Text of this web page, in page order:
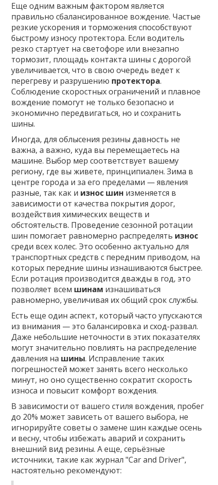
Еще одним важным фактором является
правильно сбалансированное вождение. Частые
резкие ускорения и торможения способствуют
быстрому износу протектора. Если водитель
резко стартует на светофоре или внезапно
тормозит, площадь контакта шины с дорогой
увеличивается, что в свою очередь ведет к
перегреву и разрушению протектора.
Соблюдение скоростных ограничений и плавное
вождение помогут не только безопасно и
экономично передвигаться, но и сохранить
шины.
Иногда, для облысения резины давность не
важна, а важно, куда вы перемещаетесь на
машине. Выбор мер соответствует вашему
региону, где вы живете, принципиален. Зима в
центре города и за его пределами — явления
разные, так как и износ шин изменяется в
зависимости от качества покрытия дорог,
воздействия химических веществ и
обстоятельств. Проведение сезонной ротации
шин помогает равномерно распределять износ
среди всех колес. Это особенно актуально для
транспортных средств с передним приводом, на
которых передние шины изнашиваются быстрее.
Если ротация производится дважды в год, это
позволяет всем шинам изнашиваться
равномерно, увеличивая их общий срок службы.
Есть еще один аспект, который часто упускаются
из внимания — это балансировка и сход-развал.
Даже небольшие неточности в этих показателях
могут значительно повлиять на распределение
давления на шины. Исправление таких
погрешностей может занять всего несколько
минут, но оно существенно сократит скорость
износа и повысит комфорт вождения.
В зависимости от вашего стиля вождения, пробег
до 20% может зависеть от вашего выбора, не
игнорируйте советы о замене шин каждые осень
и весну, чтобы избежать аварий и сохранить
внешний вид резины. А еще, серьёзные
источники, такие как журнал "Car and Driver",
настоятельно рекомендуют: